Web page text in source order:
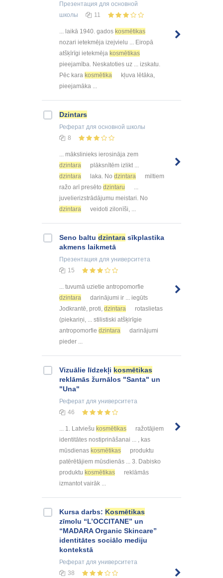
Презентация для основной
школы
11
... laikā 1940. gados kosmētikas
nozari ietekmēja izejvielu ... Eiropā
atšķīrīgi ietekmēja kosmētikas
pieejamība. Neskatoties uz ... izskatu.
Pēc kara kosmētika
kļuva lētāka,
pieejamāka ...
Dzintars
Реферат для основной школы
8
... mākslinieks ierosināja zem
dzintara
plāksnītēm izlikt ...
dzintara
laka. No dzintara
miltiem
ražo arī presēto dzintaru
...
juvelierizstrādājumu meistari. No
dzintara
veidoti zilonīši, ...
Seno baltu dzintara sīkplastika
akmens laikmetā
Презентация для университета
15
... tuvumā uzietie antropomorfie
dzintara
darinājumi ir ... iegūts
Jodkrantē, proti, dzintara
rotaslietas
(piekariņi, ... stilistiski atšķirīgie
antropomorfie dzintara
darinājumi
pieder ...
Vizuālie līdzekļi kosmētikas
reklāmās žurnālos "Santa" un
"Una"
Реферат для университета
46
... 1. Latviešu kosmētikas
ražotājiem
identitātes nostiprināšanai ... , kas
mūsdienas kosmētikas
produktu
patērētājiem mūsdienās ... 3. Dabisko
produktu kosmētikas
reklāmās
izmantot vairāk ...
Kursa darbs: Kosmētikas
zīmolu “L’OCCITANE” un
“MADARA Organic Skincare”
identitātes sociālo mediju
kontekstā
Реферат для университета
38